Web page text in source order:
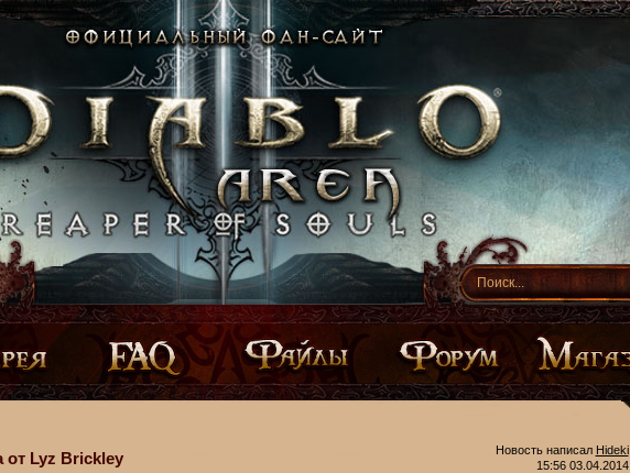
от Lyz Brickley Новость написал Hideki
15:56 03.04.2014